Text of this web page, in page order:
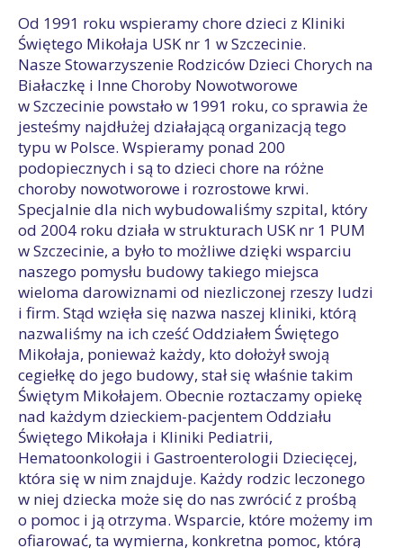
Od 1991 roku wspieramy chore dzieci z Kliniki
Świętego Mikołaja USK nr 1 w Szczecinie.
Nasze Stowarzyszenie Rodziców Dzieci Chorych na
Białaczkę i Inne Choroby Nowotworowe
w Szczecinie powstało w 1991 roku, co sprawia że
jesteśmy najdłużej działającą organizacją tego
typu w Polsce. Wspieramy ponad 200
podopiecznych i są to dzieci chore na różne
choroby nowotworowe i rozrostowe krwi.
Specjalnie dla nich wybudowaliśmy szpital, który
od 2004 roku działa w strukturach USK nr 1 PUM
w Szczecinie, a było to możliwe dzięki wsparciu
naszego pomysłu budowy takiego miejsca
wieloma darowiznami od niezliczonej rzeszy ludzi
i firm. Stąd wzięła się nazwa naszej kliniki, którą
nazwaliśmy na ich cześć Oddziałem Świętego
Mikołaja, ponieważ każdy, kto dołożył swoją
cegiełkę do jego budowy, stał się właśnie takim
Świętym Mikołajem. Obecnie roztaczamy opiekę
nad każdym dzieckiem-pacjentem Oddziału
Świętego Mikołaja i Kliniki Pediatrii,
Hematoonkologii i Gastroenterologii Dziecięcej,
która się w nim znajduje. Każdy rodzic leczonego
w niej dziecka może się do nas zwrócić z prośbą
o pomoc i ją otrzyma. Wsparcie, które możemy im
ofiarować, ta wymierna, konkretna pomoc, którą